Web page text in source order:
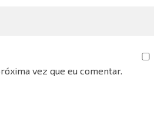
vez que eu comentar.